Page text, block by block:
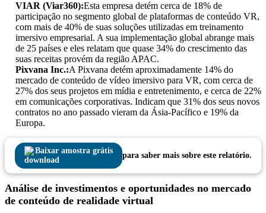
VIAR (Viar360):Esta empresa detém cerca de 18% de
participação no segmento global de plataformas de conteúdo VR,
com mais de 40% de suas soluções utilizadas em treinamento
imersivo empresarial. A sua implementação global abrange mais
de 25 países e eles relatam que quase 34% do crescimento das
suas receitas provém da região APAC.
Pixvana Inc.:A Pixvana detém aproximadamente 14% do
mercado de conteúdo de vídeo imersivo para VR, com cerca de
27% dos seus projetos em mídia e entretenimento, e cerca de 22%
em comunicações corporativas. Indicam que 31% dos seus novos
contratos no ano passado vieram da Ásia-Pacífico e 19% da
Europa.
Baixar amostra grátis
para saber mais sobre este relatório.
Análise de investimentos e oportunidades no mercado
de conteúdo de realidade virtual